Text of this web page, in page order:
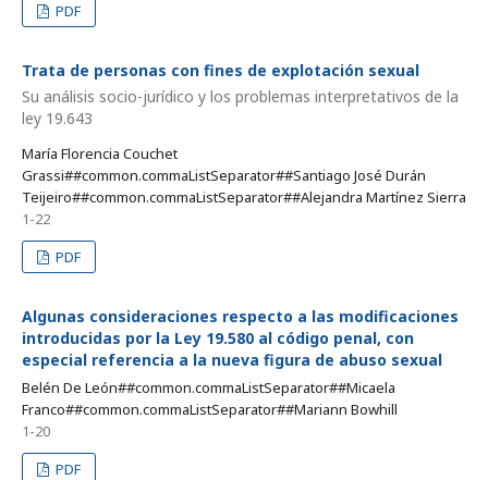
PDF
Trata de personas con fines de explotación sexual
Su análisis socio-jurídico y los problemas interpretativos de la
ley 19.643
María Florencia Couchet
Grassi##common.commaListSeparator##Santiago José Durán
Teijeiro##common.commaListSeparator##Alejandra Martínez Sierra
1-22
PDF
Algunas consideraciones respecto a las modificaciones
introducidas por la Ley 19.580 al código penal, con
especial referencia a la nueva figura de abuso sexual
Belén De León##common.commaListSeparator##Micaela
Franco##common.commaListSeparator##Mariann Bowhill
1-20
PDF